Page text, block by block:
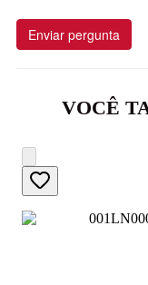
Enviar pergunta
VOCÊ